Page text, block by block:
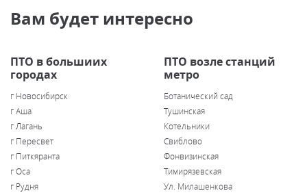
Вам будет интересно
ПТО в большиих
городах
г Новосибирск
г Аша
г Лагань
г Пересвет
г Питкяранта
г Оса
г Рудня
ПТО возле станций
метро
Ботанический сад
Тушинская
Котельники
Свиблово
Фонвизинская
Тимирязевская
Ул. Милашенкова